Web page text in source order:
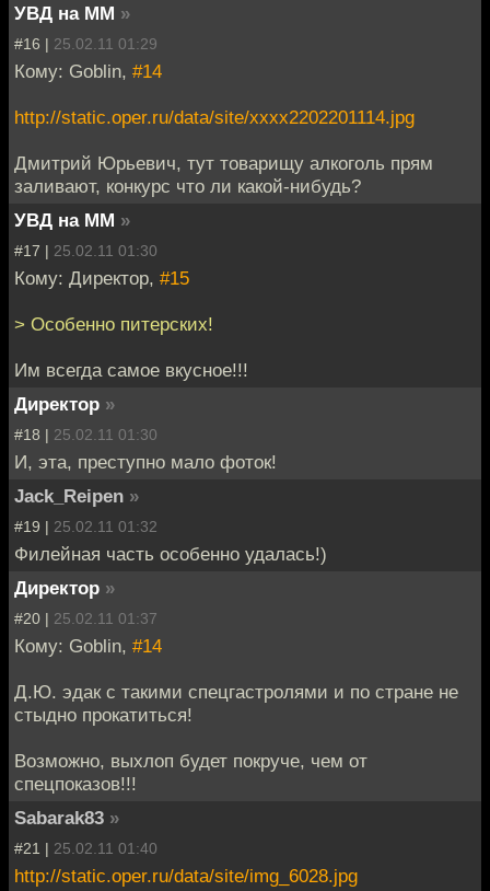
УВД на ММ »
#16 | 25.02.11 01:29
Кому: Goblin, #14
http://static.oper.ru/data/site/xxxx2202201114.jpg
Дмитрий Юрьевич, тут товарищу алкоголь прям
заливают, конкурс что ли какой-нибудь?
УВД на ММ »
#17 | 25.02.11 01:30
Кому: Директор, #15
> Особенно питерских!
Им всегда самое вкусное!!!
Директор »
#18 | 25.02.11 01:30
И, эта, преступно мало фоток!
Jack_Reipen »
#19 | 25.02.11 01:32
Филейная часть особенно удалась!)
Директор »
#20 | 25.02.11 01:37
Кому: Goblin, #14
Д.Ю. эдак с такими спецгастролями и по стране не
стыдно прокатиться!
Возможно, выхлоп будет покруче, чем от
спецпоказов!!!
Sabarak83 »
#21 | 25.02.11 01:40
http://static.oper.ru/data/site/img_6028.jpg